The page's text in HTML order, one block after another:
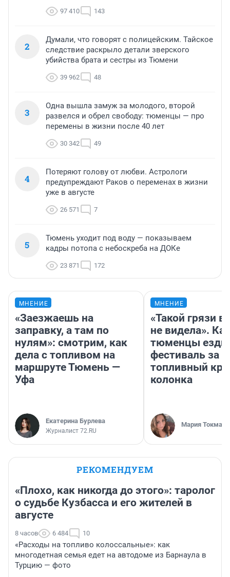
97 410 143
2
Думали, что говорят с полицейским. Тайское
следствие раскрыло детали зверского
убийства брата и сестры из Тюмени
39 962 48
3
Одна вышла замуж за молодого, второй
развелся и обрел свободу: тюменцы — про
перемены в жизни после 40 лет
30 342 49
4
Потеряют голову от любви. Астрологи
предупреждают Раков о переменах в жизни
уже в августе
26 571 7
5
Тюмень уходит под воду — показываем
кадры потопа с небоскреба на ДОКе
23 871 172
МНЕНИЕ
«Заезжаешь на
заправку, а там по
нулям»: смотрим, как
дела с топливом на
маршруте Тюмень —
Уфа
Екатерина Бурлева
Журналист 72.RU
МНЕНИЕ
«Такой грязи
не видела».
тюменцы
фестиваль за
топливный
колонка
Мария
РЕКОМЕНДУЕМ
«Плохо, как никогда до этого»: таролог
о судьбе Кузбасса и его жителей в
августе
8 часов 6 484 10
«Расходы на топливо колоссальные»: как
многодетная семья едет на автодоме из Барнаула в
Турцию — фото